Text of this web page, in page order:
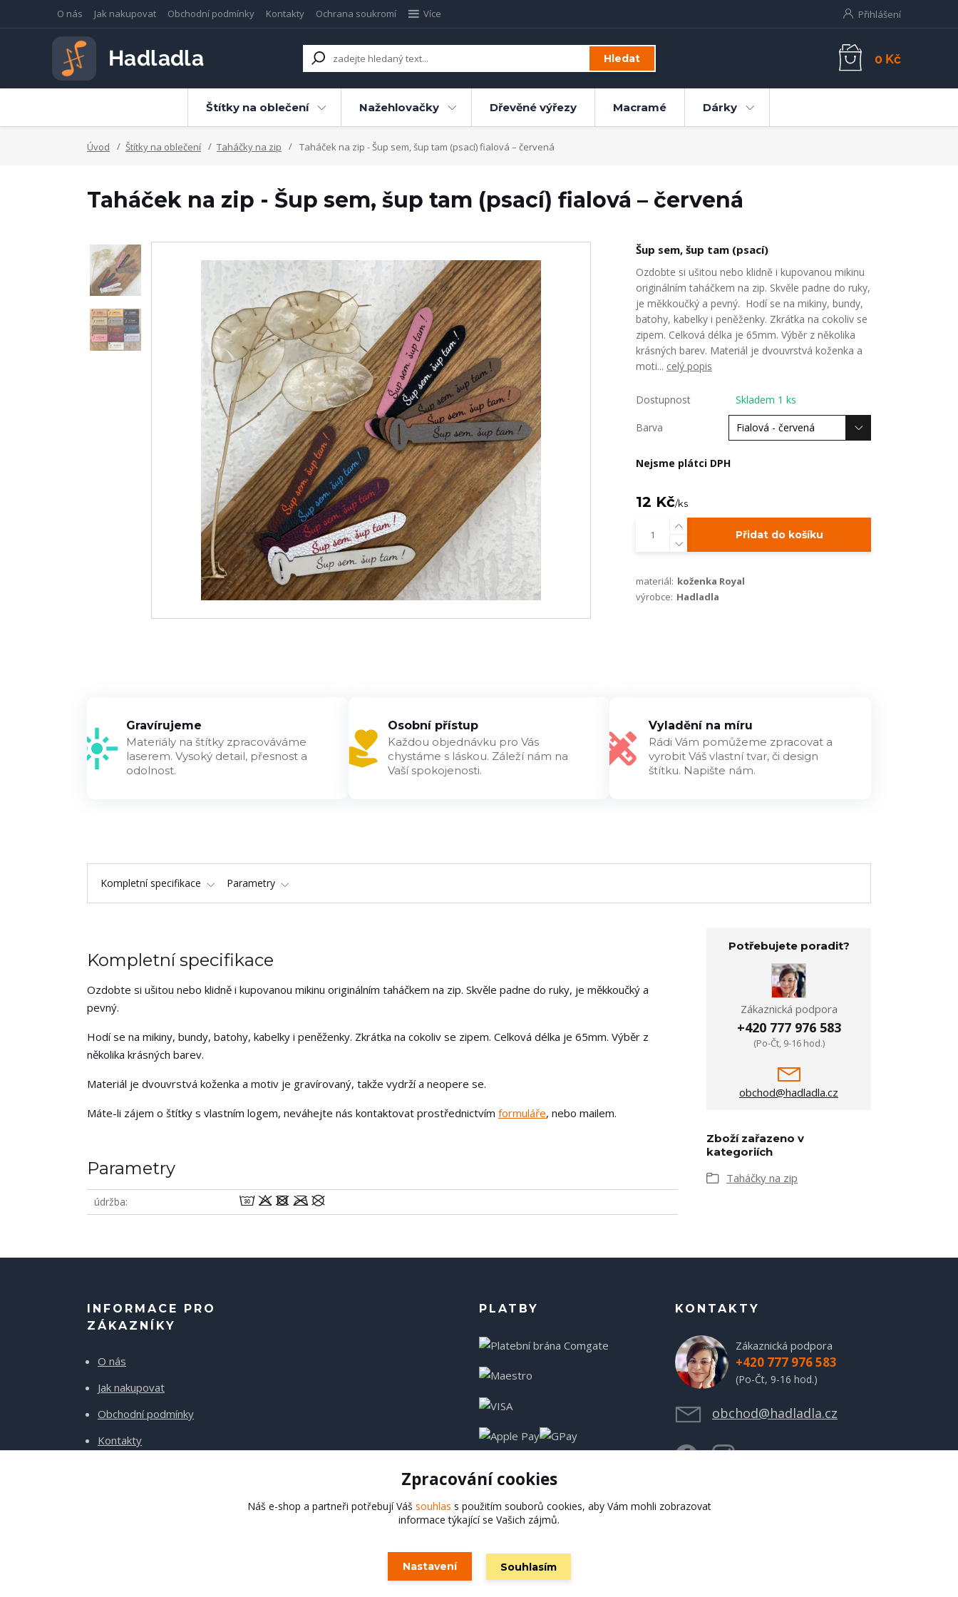
O nás Jak nakupovat Obchodní podmínky Kontakty Ochrana soukromí Více Přihlášení
Hledat 0 Kč
Štítky na oblečení Nažehlovačky Dřevěné výřezy Macramé Dárky
Úvod Štítky na oblečení Taháčky na zip Taháček na zip - Šup sem, šup tam (psací) fialová – červená
Taháček na zip - Šup sem, šup tam (psací) fialová – červená
Šup sem, šup tam (psací)
Ozdobte si ušitou nebo klidně i kupovanou mikinu
originálním taháčkem na zip. Skvěle padne do ruky,
je měkkoučký a pevný. Hodí se na mikiny, bundy,
batohy, kabelky i peněženky. Zkrátka na cokoliv se
zipem. Celková délka je 65mm. Výběr z několika
krásných barev. Materiál je dvouvrstvá koženka a
moti... celý popis
Dostupnost Skladem 1 ks
Barva
Nejsme plátci DPH
12 Kč/ks
Přidat do košíku
materiál: koženka Royal
výrobce: Hadladla
Gravírujeme
Materiály na štítky zpracováváme
laserem. Vysoký detail, přesnost a
odolnost.
Osobní přístup
Každou objednávku pro Vás
chystáme s láskou. Záleží nám na
Vaší spokojenosti.
Vyladění na míru
Rádi Vám pomůžeme zpracovat a
vyrobit Váš vlastní tvar, či design
štítku. Napište nám.
Kompletní specifikace Parametry
Kompletní specifikace
Ozdobte si ušitou nebo klidně i kupovanou mikinu originálním taháčkem na zip. Skvěle padne do ruky, je měkkoučký a
pevný.
Hodí se na mikiny, bundy, batohy, kabelky i peněženky. Zkrátka na cokoliv se zipem. Celková délka je 65mm. Výběr z
několika krásných barev.
Materiál je dvouvrstvá koženka a motiv je gravírovaný, takže vydrží a neopere se.
Máte-li zájem o štítky s vlastním logem, neváhejte nás kontaktovat prostřednictvím formuláře, nebo mailem.
Parametry
údržba wodmU
Potřebujete poradit?
Zákaznická podpora
+420 777 976 583
(Po-Čt, 9-16 hod.)
obchod@hadladla.cz
Zboží zařazeno v
kategoriích
Taháčky na zip
INFORMACE PRO
ZÁKAZNÍKY
O nás
Jak nakupovat
Obchodní podmínky
Kontakty
PLATBY KONTAKTY
Zákaznická podpora
+420 777 976 583
(Po-Čt, 9-16 hod.)
obchod@hadladla.cz
Hadladla.cz
Zpracování cookies
Náš e-shop a partneři potřebují Váš souhlas s použitím souborů cookies, aby Vám mohli zobrazovat
informace týkající se Vašich zájmů.
Nastavení Souhlasím